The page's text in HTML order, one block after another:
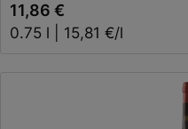
11,86 €
0.75 l | 15,81 €/l